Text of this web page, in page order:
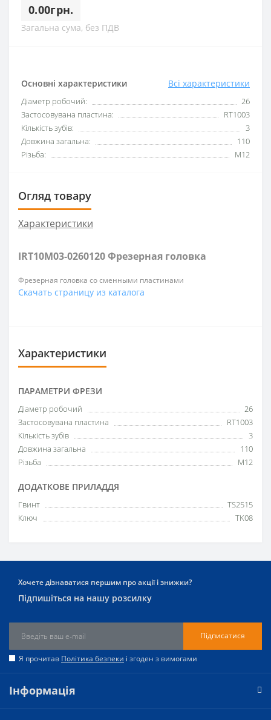
0.00грн.
Загальна сума, без ПДВ
Основні характеристики Всі характеристики
Діаметр робочий:
26
Застосовувана пластина:
RT1003
Кількість зубів:
3
Довжина загальна:
110
Різьба:
M12
Огляд товару
Характеристики
IRT10M03-0260120 Фрезерная головка
Фрезерная головка со сменными пластинами
Скачать страницу из каталога
Характеристики
ПАРАМЕТРИ ФРЕЗИ
Діаметр робочий
26
Застосовувана пластина
RT1003
Кількість зубів
3
Довжина загальна
110
Різьба
M12
ДОДАТКОВЕ ПРИЛАДДЯ
Гвинт
TS2515
Ключ
TK08
Хочете дізнаватися першим про акції і знижки?
Підпишіться на нашу розсилку
Підписатися
Я прочитав Політика безпеки і згоден з вимогами
Інформація